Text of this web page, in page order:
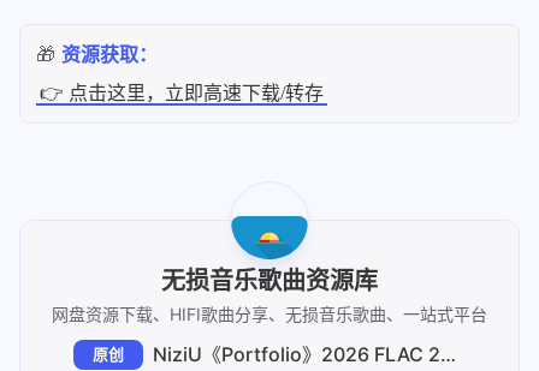
🎁 资源获取：
👉 点击这里，立即高速下载/转存
无损音乐歌曲资源库
网盘资源下载、HIFI歌曲分享、无损音乐歌曲、一站式平台
原创 NiziU《Portfolio》2026 FLAC 24bit/48kHz：出道六年九人九色的成长纪念册